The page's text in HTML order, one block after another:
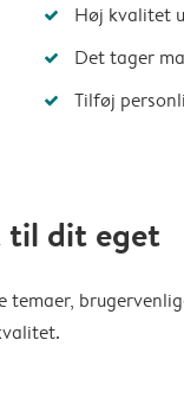
Høj kvalitet
Det tager
Tilføj
til dit eget
temaer,